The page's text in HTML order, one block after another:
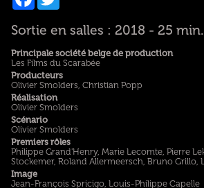
Sortie en salles : 2018 - 25
Principale société belge de production
Les Films du Scarabée
Producteurs
Olivier Smolders, Christian Popp
Réalisation
Olivier Smolders
Scénario
Olivier Smolders
Premiers rôles
Philippe Grand'Henry, Marie Lecomte, Pierre
Stockemer, Roland Allermeersch, Bruno Grillo,
Image
Jean-François Spricigo, Louis-Philippe Capelle